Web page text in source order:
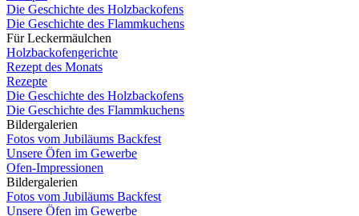
Die Geschichte des Holzbackofens
Die Geschichte des Flammkuchens
Für Leckermäulchen
Holzbackofengerichte
Rezept des Monats
Rezepte
Die Geschichte des Holzbackofens
Die Geschichte des Flammkuchens
Bildergalerien
Fotos vom Jubiläums Backfest
Unsere Öfen im Gewerbe
Ofen-Impressionen
Bildergalerien
Fotos vom Jubiläums Backfest
Unsere Öfen im Gewerbe